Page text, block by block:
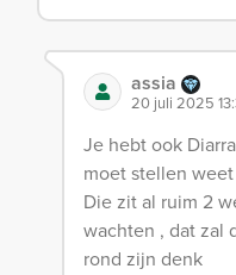
assia
20 juli 2025
Je hebt ook
moet stellen
Die zit al ruim 2
wachten , dat zal
rond zijn denk